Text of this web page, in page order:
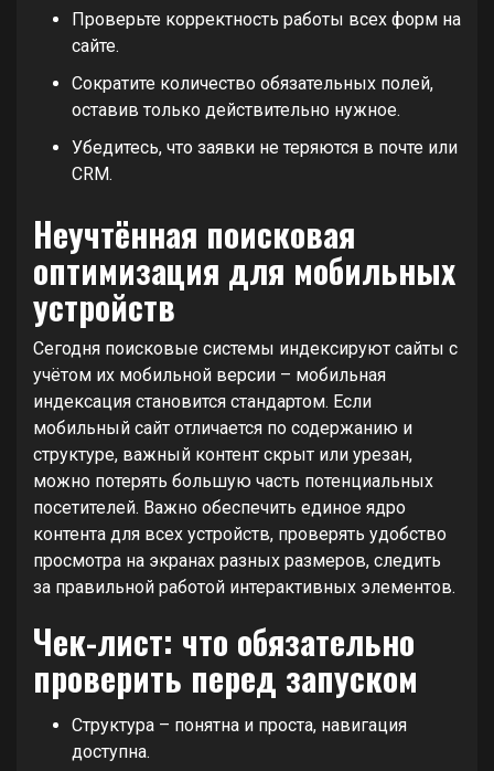
Проверьте корректность работы всех форм на
сайте.
Сократите количество обязательных полей,
оставив только действительно нужное.
Убедитесь, что заявки не теряются в почте или
CRM.
Неучтённая поисковая
оптимизация для мобильных
устройств
Сегодня поисковые системы индексируют сайты с
учётом их мобильной версии – мобильная
индексация становится стандартом. Если
мобильный сайт отличается по содержанию и
структуре, важный контент скрыт или урезан,
можно потерять большую часть потенциальных
посетителей. Важно обеспечить единое ядро
контента для всех устройств, проверять удобство
просмотра на экранах разных размеров, следить
за правильной работой интерактивных элементов.
Чек-лист: что обязательно
проверить перед запуском
Структура – понятна и проста, навигация
доступна.